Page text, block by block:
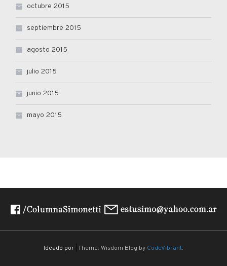
octubre 2015
septiembre 2015
agosto 2015
julio 2015
junio 2015
mayo 2015
Ideado por Theme: Wisdom Blog by CodeVibrant.